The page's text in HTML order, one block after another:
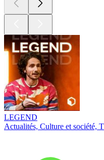
LEGEND
Actualités, Culture et société,